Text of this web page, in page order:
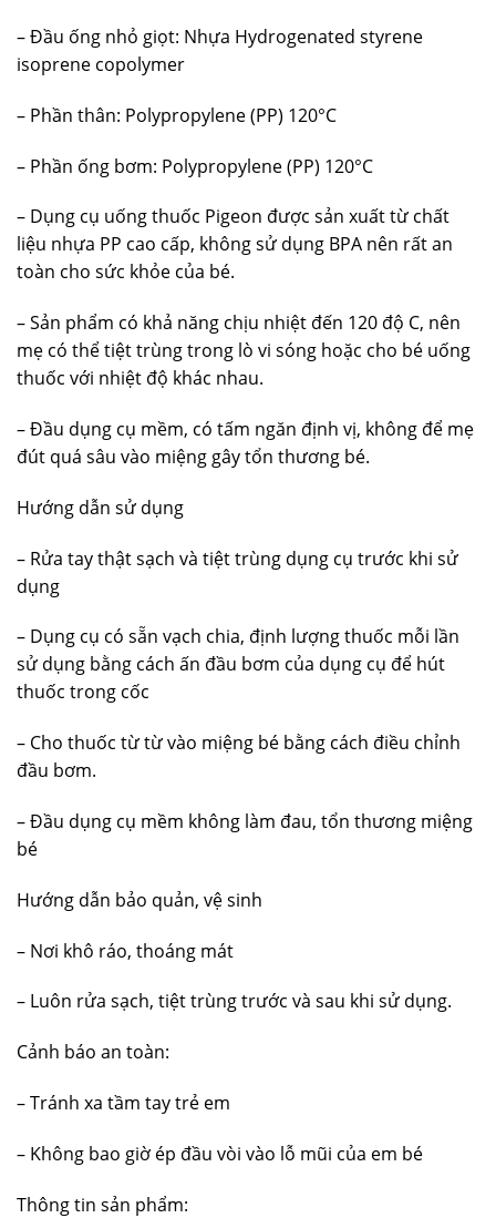
– Đầu ống nhỏ giọt: Nhựa Hydrogenated styrene
isoprene copolymer
– Phần thân: Polypropylene (PP) 120°C
– Phần ống bơm: Polypropylene (PP) 120°C
– Dụng cụ uống thuốc Pigeon được sản xuất từ chất
liệu nhựa PP cao cấp, không sử dụng BPA nên rất an
toàn cho sức khỏe của bé.
– Sản phẩm có khả năng chịu nhiệt đến 120 độ C, nên
mẹ có thể tiệt trùng trong lò vi sóng hoặc cho bé uống
thuốc với nhiệt độ khác nhau.
– Đầu dụng cụ mềm, có tấm ngăn định vị, không để mẹ
đút quá sâu vào miệng gây tổn thương bé.
Hướng dẫn sử dụng
– Rửa tay thật sạch và tiệt trùng dụng cụ trước khi sử
dụng
– Dụng cụ có sẵn vạch chia, định lượng thuốc mỗi lần
sử dụng bằng cách ấn đầu bơm của dụng cụ để hút
thuốc trong cốc
– Cho thuốc từ từ vào miệng bé bằng cách điều chỉnh
đầu bơm.
– Đầu dụng cụ mềm không làm đau, tổn thương miệng
bé
Hướng dẫn bảo quản, vệ sinh
– Nơi khô ráo, thoáng mát
– Luôn rửa sạch, tiệt trùng trước và sau khi sử dụng.
Cảnh báo an toàn:
– Tránh xa tầm tay trẻ em
– Không bao giờ ép đầu vòi vào lỗ mũi của em bé
Thông tin sản phẩm: